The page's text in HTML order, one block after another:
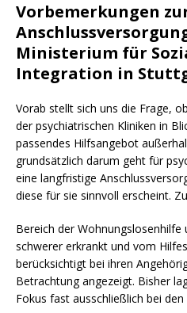
Vorbemerkungen
Ministerium für
Integration in
Vorab stellt sich uns die Frage,
der psychiatrischen Kliniken in
passendes Hilfsangebot
grundsätzlich darum geht für
eine langfristige
diese für sie sinnvoll erscheint.
Bereich der Wohnungslosenhilfe
schwerer erkrankt und vom
berücksichtigt bei ihren
Betrachtung angezeigt. Bisher
Fokus fast ausschließlich bei